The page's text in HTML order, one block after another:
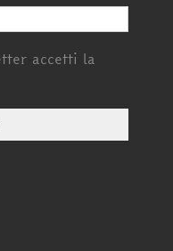
accetti la